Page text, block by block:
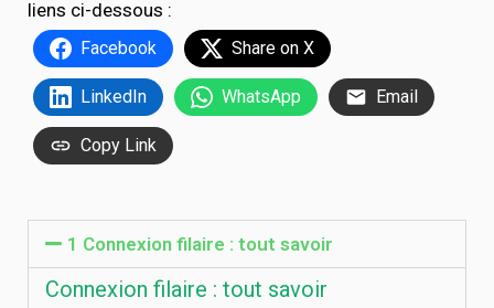
liens ci-dessous :
Facebook Share on X
LinkedIn WhatsApp Email
Copy Link
1 Connexion filaire : tout savoir
Connexion filaire : tout savoir